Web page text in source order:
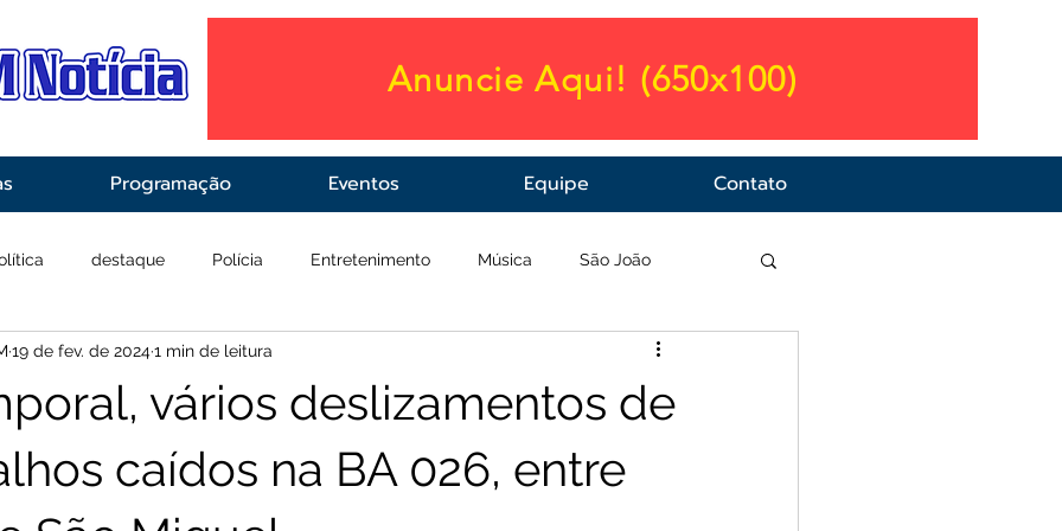
Anuncie Aqui! (650x100)
Programação Eventos Equipe Contato
destaque Polícia Entretenimento Música São João
Saúde
vários deslizamentos de
caídos na BA 026, entre
19 de fev. de 20241 min de leitura